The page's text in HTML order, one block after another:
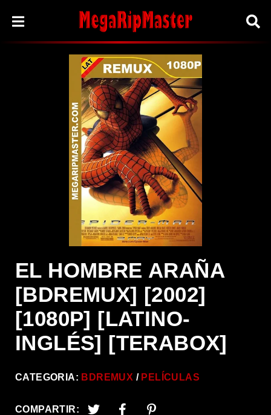
EL HOMBRE ARAÑA
[BDREMUX] [2002]
[1080P] [LATINO-
INGLÉS] [TERABOX]
CATEGORIA: BDREMUX PELÍCULAS
COMPARTIR: